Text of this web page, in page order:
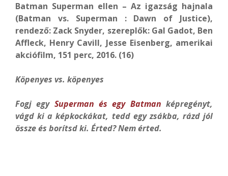
Batman Superman ellen – Az igazság hajnala
(Batman vs. Superman : Dawn of Justice),
rendező: Zack Snyder, szereplők: Gal Gadot, Ben
Affleck, Henry Cavill, Jesse Eisenberg, amerikai
akciófilm, 151 perc, 2016. (16)
Köpenyes vs. köpenyes
Fogj egy Superman és egy Batmanképregényt,
vágd ki a képkockákat, tedd egy zsákba, rázd jól
össze és borítsd ki. Érted? Nem érted.